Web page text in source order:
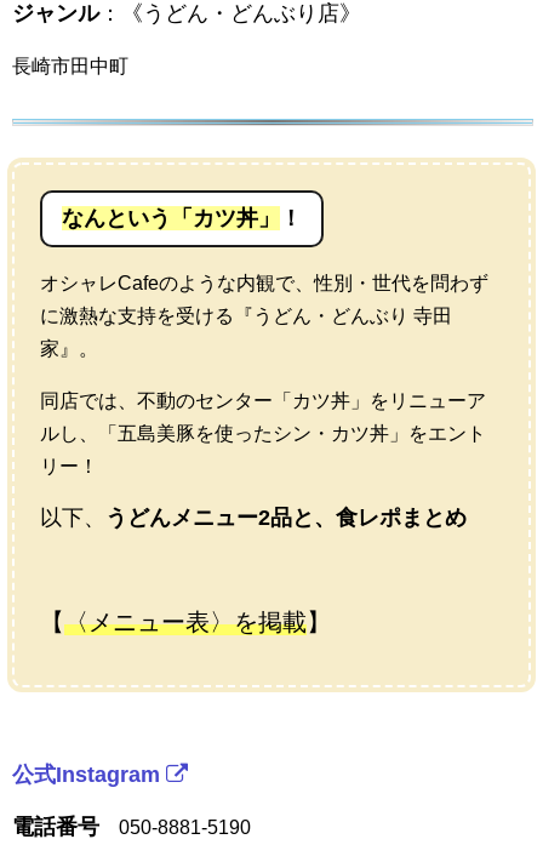
ジャンル：《うどん・どんぶり店》
長崎市田中町
なんという「カツ丼」 ！
オシャレCafeのような内観で、性別・世代を問わず
に激熱な支持を受ける『うどん・どんぶり 寺田
家』。
同店では、不動のセンター「カツ丼」をリニューア
ルし、「五島美豚を使ったシン・カツ丼」をエント
リー！
以下、 うどんメニュー2品と、食レポまとめ
【〈メニュー表〉を掲載】
公式Instagram
電話番号 050-8881-5190